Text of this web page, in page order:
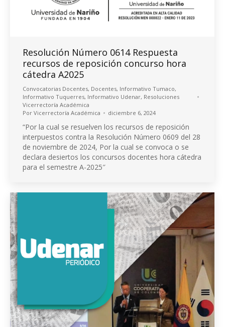
Resolución Número 0614 Respuesta
recursos de reposición concurso hora
cátedra A2025
Convocatorias Docentes, Docentes, Informativo Tumaco,
Informativo Tuquerres, Informativo Udenar, Resoluciones
Vicerrectoría Académica
Por Vicerrectoría Académica diciembre 6, 2024
“Por la cual se resuelven los recursos de reposición
interpuestos contra la Resolución Número 0609 del 28
de noviembre de 2024, Por la cual se convoca o se
declara desiertos los concursos docentes hora cátedra
para el semestre A-2025″